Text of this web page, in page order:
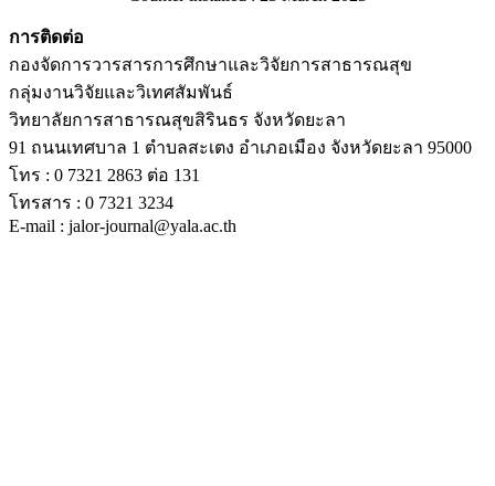
การติดต่อ
กองจัดการวารสารการศึกษาและวิจัยการสาธารณสุข
กลุ่มงานวิจัยและวิเทศสัมพันธ์
วิทยาลัยการสาธารณสุขสิรินธร จังหวัดยะลา
91 ถนนเทศบาล 1 ตำบลสะเตง อำเภอเมือง จังหวัดยะลา 95000
โทร : 0 7321 2863 ต่อ 131
โทรสาร : 0 7321 3234
E-mail : jalor-journal@yala.ac.th